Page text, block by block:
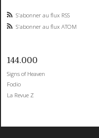
S'abonner au flux RSS
S'abonner au flux ATOM
144.000
Signs of Heaven
Fodio
La Revue Z